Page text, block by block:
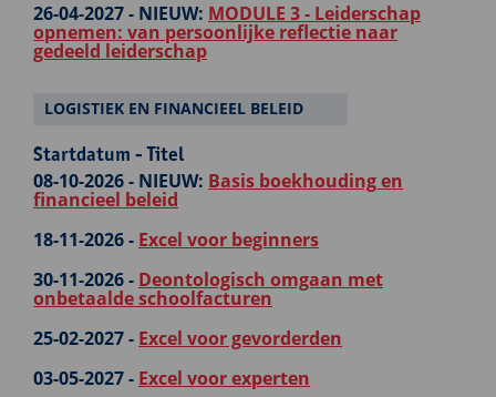
26-04-2027 - NIEUW: MODULE 3 - Leiderschap
opnemen: van persoonlijke reflectie naar
gedeeld leiderschap
LOGISTIEK EN FINANCIEEL BELEID
Startdatum - Titel
08-10-2026 - NIEUW: Basis boekhouding en
financieel beleid
18-11-2026 - Excel voor beginners
30-11-2026 - Deontologisch omgaan met
onbetaalde schoolfacturen
25-02-2027 - Excel voor gevorderden
03-05-2027 - Excel voor experten